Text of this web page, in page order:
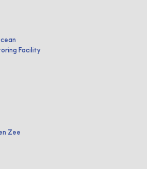
Facility
Zee